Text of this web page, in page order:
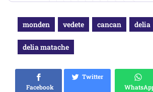
monden vedete cancan delia
delia matache
Facebook
Twitter